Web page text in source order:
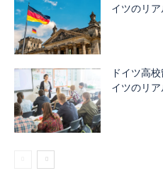
イツのリア
ドイツ高
イツのリア